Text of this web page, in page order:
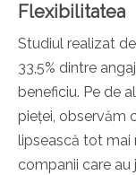
Flexibilitatea
Studiul realizat
33,5% dintre
beneficiu. Pe de
pieței, observăm
lipsească tot mai
companii care au